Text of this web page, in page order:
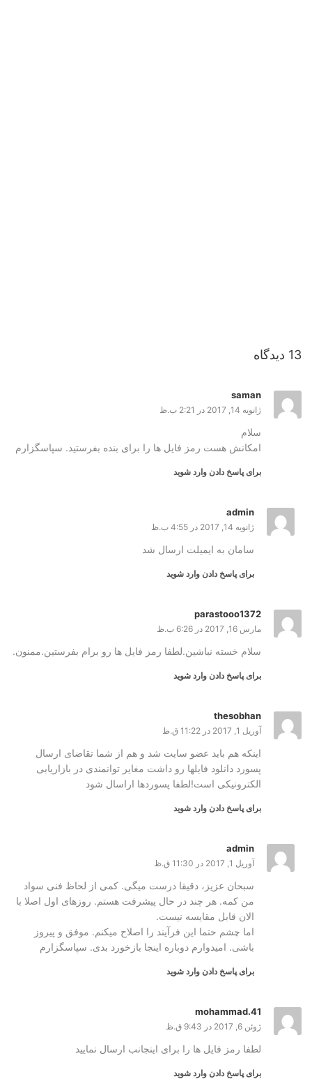
13 دیدگاه
saman
ژانویه 14, 2017 در 2:21 ب.ظ
سلام
امکانش هست رمز فایل ها را برای بنده بفرستید. سپاسگزارم
برای پاسخ دادن وارد شوید
admin
ژانویه 14, 2017 در 4:55 ب.ظ
سامان به ایمیلت ارسال شد
برای پاسخ دادن وارد شوید
parastooo1372
مارس 16, 2017 در 6:26 ب.ظ
سلام خسته نباشین.لطفا رمز فایل ها رو برام بفرستین.ممنون.
برای پاسخ دادن وارد شوید
thesobhan
آوریل 1, 2017 در 11:22 ق.ظ
اینکه هم باید عضو سایت شد و هم از شما تقاضای ارسال
پسورد دانلود فایلها رو داشت مغایر توانمندی در بازاریابی
الکترونیکی است!لطفا پسوردها اراسال شود
برای پاسخ دادن وارد شوید
admin
آوریل 1, 2017 در 11:30 ق.ظ
سبحان عزیز، دقیقا درست میگی. کمی از لحاظ فنی سواد
من کمه. هر چند در حال پیشرفت هستم. روزهای اول اصلا با
الان قابل مقایسه نیست.
اما چشم حتما این فرآیند را اصلاح میکنم. موفق و پیروز
باشی. امیدوارم دوباره اینجا بازخورد بدی. سپاسگزارم
برای پاسخ دادن وارد شوید
mohammad.41
ژوئن 6, 2017 در 9:43 ق.ظ
لطفا رمز فایل ها را برای اینجانب ارسال نمایید
برای پاسخ دادن وارد شوید